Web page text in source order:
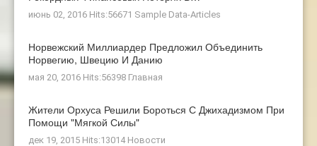
июнь 02, 2016 Hits:56671 Sample Data-Articles
Норвежский Миллиардер Предложил Объединить
Норвегию, Швецию И Данию
мая 20, 2016 Hits:56398 Главная
Жители Орхуса Решили Бороться С Джихадизмом При
Помощи "мягкой Силы"
дек 19, 2015 Hits:13014 Новости